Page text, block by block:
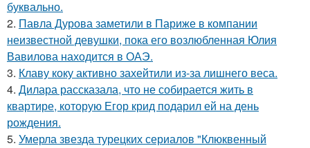
буквально.
2. Павла Дурова заметили в Париже в компании
неизвестной девушки, пока его возлюбленная Юлия
Вавилова находится в ОАЭ.
3. Клаву коку активно захейтили из-за лишнего веса.
4. Дилара рассказала, что не собирается жить в
квартире, которую Егор крид подарил ей на день
рождения.
5. Умерла звезда турецких сериалов "Клюквенный